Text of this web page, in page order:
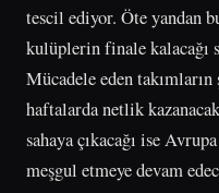
tescil ediyor. Öte yandan
kulüplerin finale kalacağı
Mücadele eden
haftalarda netlik
sahaya çıkacağı ise
meşgul etmeye devam